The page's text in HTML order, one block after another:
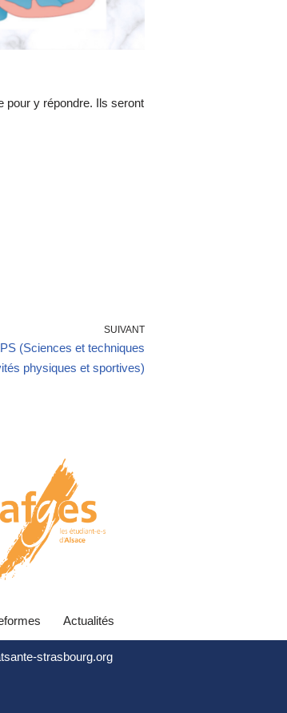
pour y répondre. Ils seront
SUIVANT
(Sciences et techniques
physiques et sportives)
Actualités
strasbourg.org